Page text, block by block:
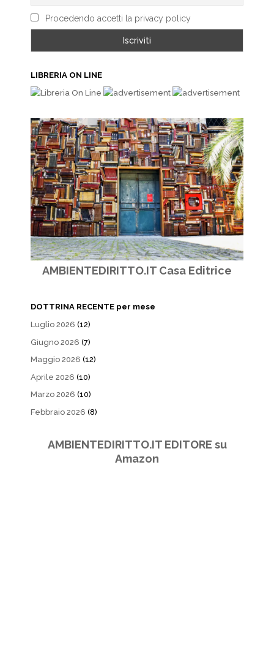
Procedendo accetti la privacy policy
LIBRERIA ON LINE
AMBIENTEDIRITTO.IT Casa Editrice
DOTTRINA RECENTE per mese
Luglio 2026 (12)
Giugno 2026 (7)
Maggio 2026 (12)
Aprile 2026 (10)
Marzo 2026 (10)
Febbraio 2026 (8)
AMBIENTEDIRITTO.IT EDITORE su
Amazon